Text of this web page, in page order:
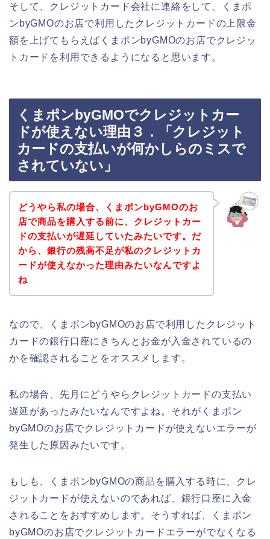
そして、クレジットカード会社に連絡をして、くまポ
ンbyGMOのお店で利用したクレジットカードの上限金
額を上げてもらえばくまポンbyGMOのお店でクレジッ
トカードを利用できるようになると思います。
くまポンbyGMOでクレジットカー
ドが使えない理由３．「クレジット
カードの支払いが何かしらのミスで
されていない」
どうやら私の場合、くまポンbyGMOのお
店で商品を購入する前に、クレジットカー
ドの支払いが遅延していたみたいです。だ
から、銀行の残高不足が私のクレジットカ
ードが使えなかった理由みたいなんですよ
ね
なので、くまポンbyGMOのお店で利用したクレジット
カードの銀行口座にきちんとお金が入金されているの
かを確認されることをオススメします。
私の場合、先月にどうやらクレジットカードの支払い
遅延があったみたいなんですよね。それがくまポン
byGMOのお店でクレジットカードが使えないエラーが
発生した原因みたいです。
もしも、くまポンbyGMOの商品を購入する時に、クレ
ジットカードが使えないのであれば、銀行口座に入金
されることをおすすめします。そうすれば、くまポン
byGMOのお店でクレジットカードエラーがでなくなる